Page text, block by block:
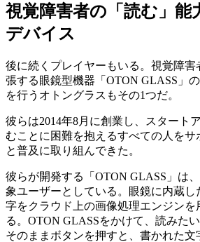
視覚障害者の「読む」能
デバイス
後に続くプレイヤーもいる。視覚障
張する眼鏡型機器「OTON GLASS」
を行うオトングラスもその1つだ。
彼らは2014年8月に創業し、スタート
むことに困難を抱えるすべての人をサ
と普及に取り組んできた。
彼らが開発する「OTON GLASS」は
象ユーザーとしている。眼鏡に内蔵し
字をクラウド上の画像処理エンジンを
る。OTON GLASSをかけて、読みた
そのままボタンを押すと、書かれた文